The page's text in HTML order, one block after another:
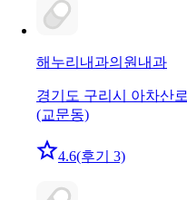
해누리내과의원 내과
경기도 구리시 아차산
(교문동)
4.6(후기 3)